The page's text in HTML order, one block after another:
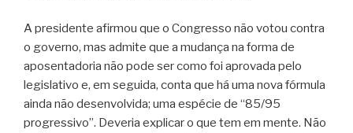
A presidente afirmou que o Congresso não votou contra
o governo, mas admite que a mudança na forma de
aposentadoria não pode ser como foi aprovada pelo
legislativo e, em seguida, conta que há uma nova fórmula
ainda não desenvolvida; uma espécie de “85/95
progressivo”. Deveria explicar o que tem em mente. Não